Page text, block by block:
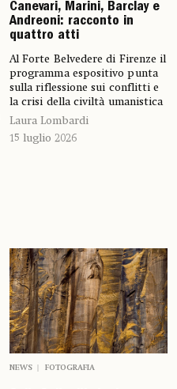
Canevari, Marini, Barclay e
Andreoni: racconto in
quattro atti
Al Forte Belvedere di Firenze il
programma espositivo punta
sulla riflessione sui conflitti e
la crisi della civiltà umanistica
Laura Lombardi
15 luglio 2026
NEWS FOTOGRAFIA